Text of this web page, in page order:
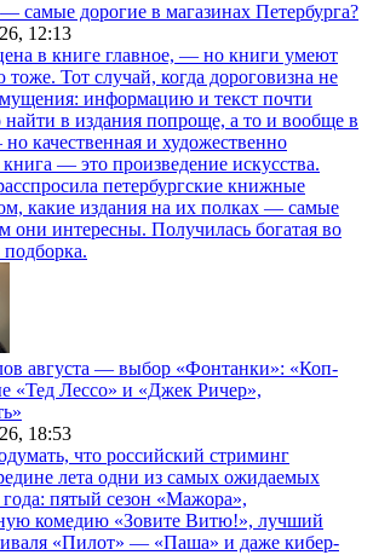
самые дорогие в магазинах Петербурга?
12:13
в книге главное, — но книги умеют
тоже. Тот случай, когда дороговизна не
информацию и текст почти
найти в издания попроще, а то и вообще в
качественная и художественно
— это произведение искусства.
петербургские книжные
какие издания на их полках — самые
они интересны. Получилась богатая во
августа — выбор «Фонтанки»: «Коп-
«Тед Лессо» и «Джек Ричер»,
18:53
что российский стриминг
лета одни из самых ожидаемых
года: пятый сезон «Мажора»,
комедию «Зовите Витю!», лучший
«Пилот» — «Паша» и даже кибер-